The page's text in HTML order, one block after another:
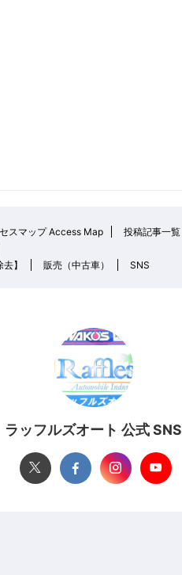
スマップ Access Map
投稿記事一覧
】
販売（中古車） SNS
ラッフルズオート 公式 SNS